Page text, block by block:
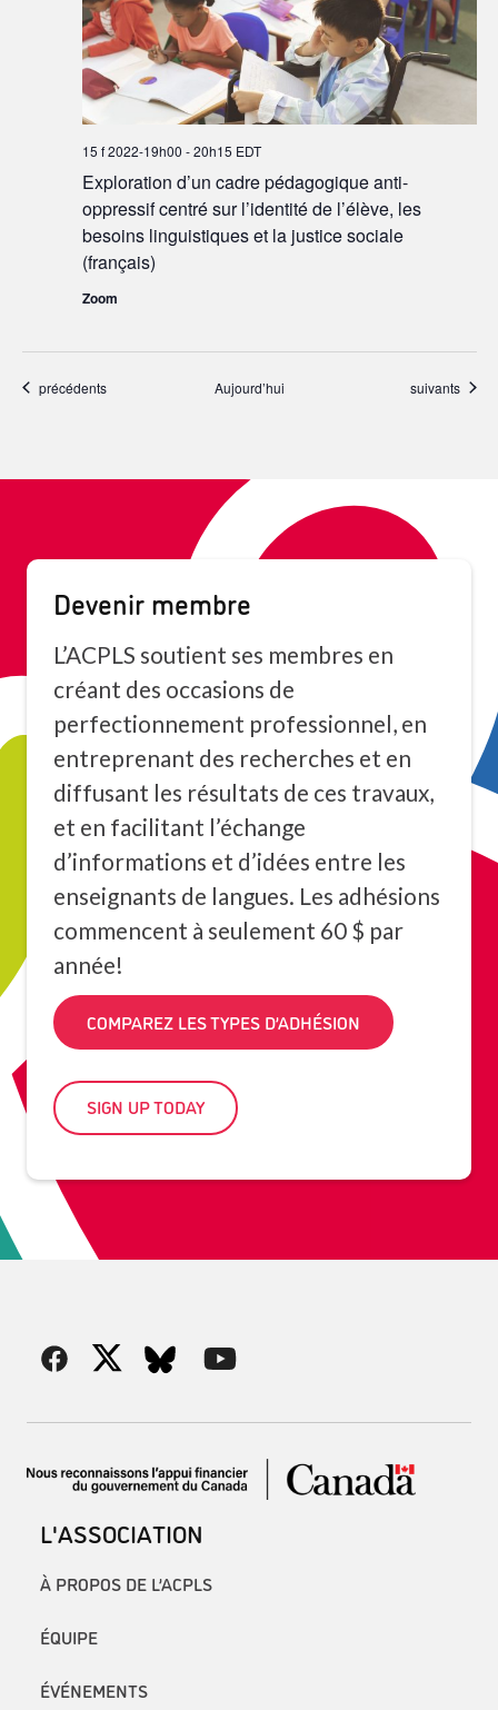
Exploration d’un cadre pédagogique anti-
oppressif centré sur l’identité de l’élève, les
besoins linguistiques et la justice sociale
(français)
15 f 2022-19h00 -20h15 EDT
Zoom
Événements
précédents Aujourd’hui Événements
suivants
Devenir membre
L’ACPLS soutient ses membres en
créant des occasions de
perfectionnement professionnel, en
entreprenant des recherches et en
diffusant les résultats de ces travaux,
et en facilitant l’échange
d’informations et d’idées entre les
enseignants de langues. Les adhésions
commencent à seulement 60 $ par
année!
COMPAREZ LES TYPES D’ADHÉSION
SIGN UP TODAY
L'ASSOCIATION
À PROPOS DE L’ACPLS
ÉQUIPE
ÉVÉNEMENTS